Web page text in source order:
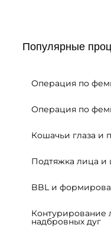
Популярные
Операция по
Операция по
Кошачьи глаза и
Подтяжка лица и
BBL и
Контурирование
надбровных дуг